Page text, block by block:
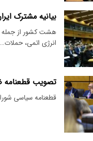
بیانیه مشترک ایران و ۷ کشور در شورای حکام آژانس بین
هشت کشور از جمله
انرژی اتمی، حملات…
تصویب قطعنامه
قطعنامه سیاسی